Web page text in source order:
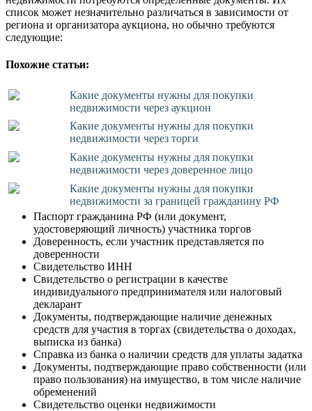
список может незначительно различаться в зависимости от
региона и организатора аукциона, но обычно требуются
следующие:
Похожие статьи:
Какие документы нужны для покупки
недвижимости через аукцион
Какие документы нужны для покупки
недвижимости через торги
Какие документы нужны для покупки
недвижимости через доверенное лицо
Какие документы нужны для покупки
недвижимости за границей гражданину РФ
Паспорт гражданина РФ (или документ,
удостоверяющий личность) участника торгов
Доверенность, если участник представляется по
доверенности
Свидетельство ИНН
Свидетельство о регистрации в качестве
индивидуального предпринимателя или налоговый
декларант
Документы, подтверждающие наличие денежных
средств для участия в торгах (свидетельства о доходах,
выписка из банка)
Справка из банка о наличии средств для уплаты задатка
Документы, подтверждающие право собственности (или
право пользования) на имущество, в том числе наличие
обременений
Свидетельство оценки недвижимости